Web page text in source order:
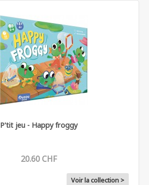
P'tit jeu - Happy froggy
20.60 CHF
Voir la collection >